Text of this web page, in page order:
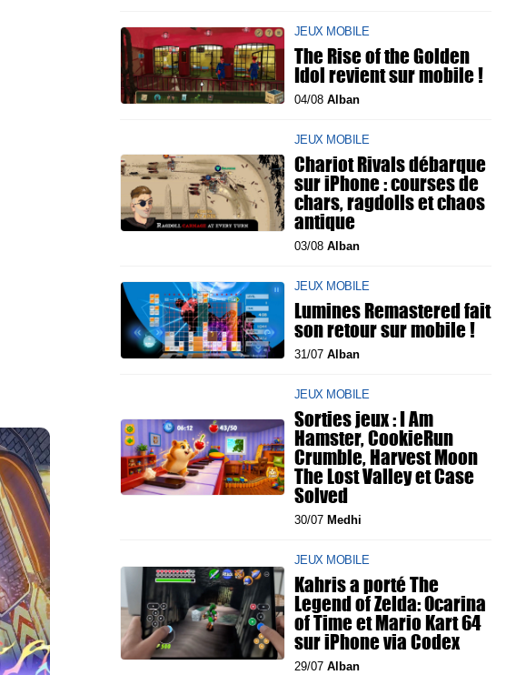
JEUX MOBILE
The Rise of the Golden
Idol revient sur mobile !
04/08 Alban
JEUX MOBILE
Chariot Rivals débarque
sur iPhone : courses de
chars, ragdolls et chaos
antique
03/08 Alban
JEUX MOBILE
Lumines Remastered fait
son retour sur mobile !
31/07 Alban
JEUX MOBILE
Sorties jeux : I Am
Hamster, CookieRun
Crumble, Harvest Moon
The Lost Valley et Case
Solved
30/07 Medhi
JEUX MOBILE
Kahris a porté The
Legend of Zelda: Ocarina
of Time et Mario Kart 64
sur iPhone via Codex
29/07 Alban